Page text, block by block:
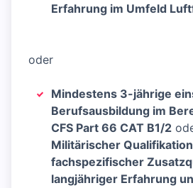
Erfahrung im Umfeld
oder
Mindestens 3-jährige
Berufsausbildung im
CFS Part 66 CAT B1/2
Militärischer
fachspezifischer
langjähriger Erfahrung